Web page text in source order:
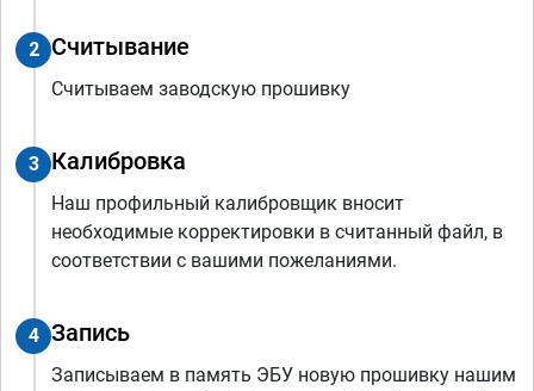
2 Считывание
Считываем заводскую прошивку
3 Калибровка
Наш профильный калибровщик вносит
необходимые корректировки в считанный файл, в
соответствии с вашими пожеланиями.
4 Запись
Записываем в память ЭБУ новую прошивку нашим